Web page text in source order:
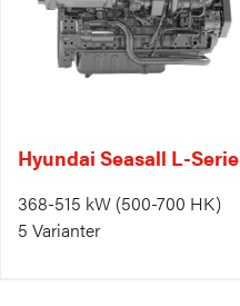
Hyundai Seasall L-Serie
368-515 kW (500-700 HK)
5 Varianter